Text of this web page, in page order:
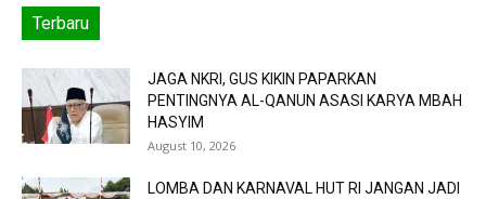
Terbaru
JAGA NKRI, GUS KIKIN PAPARKAN
PENTINGNYA AL-QANUN ASASI KARYA MBAH
HASYIM
August 10, 2026
LOMBA DAN KARNAVAL HUT RI JANGAN JADI